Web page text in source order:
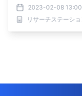
調査】2023-02-08 13:00